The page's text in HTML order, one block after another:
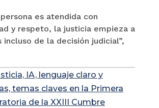
es atendida con
y respeto, la justicia empieza a
incluso de la decisión judicial”,
IA, lenguaje claro y
temas claves en la Primera
de la XXIII Cumbre